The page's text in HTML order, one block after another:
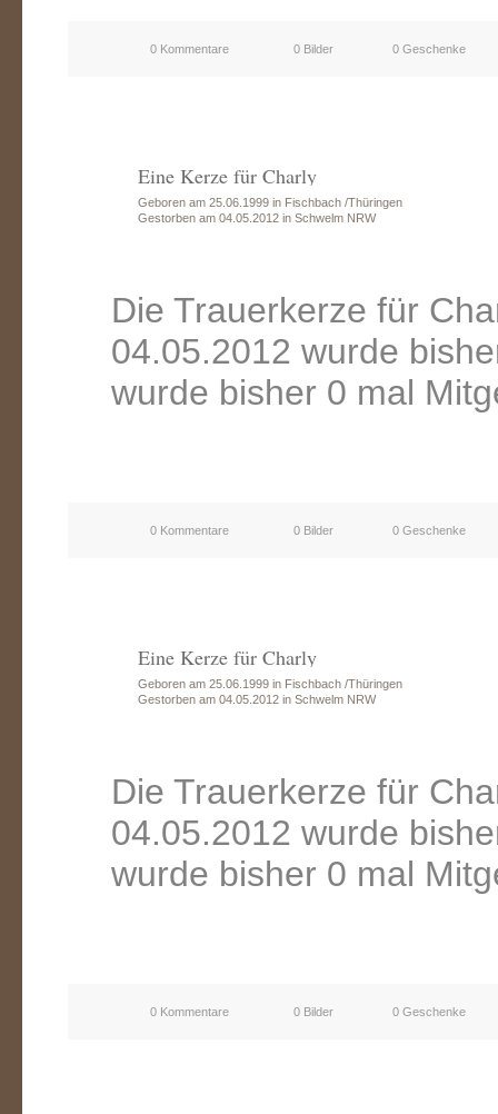
0 Kommentare 0 Bilder 0 Geschenke
Eine Kerze für Charly
Geboren am 25.06.1999 in Fischbach /Thüringen
Gestorben am 04.05.2012 in Schwelm NRW
Die Trauerkerze für
04.05.2012 wurde
wurde bisher 0 mal
0 Kommentare 0 Bilder 0 Geschenke
Eine Kerze für Charly
Geboren am 25.06.1999 in Fischbach /Thüringen
Gestorben am 04.05.2012 in Schwelm NRW
Die Trauerkerze für
04.05.2012 wurde
wurde bisher 0 mal
0 Kommentare 0 Bilder 0 Geschenke